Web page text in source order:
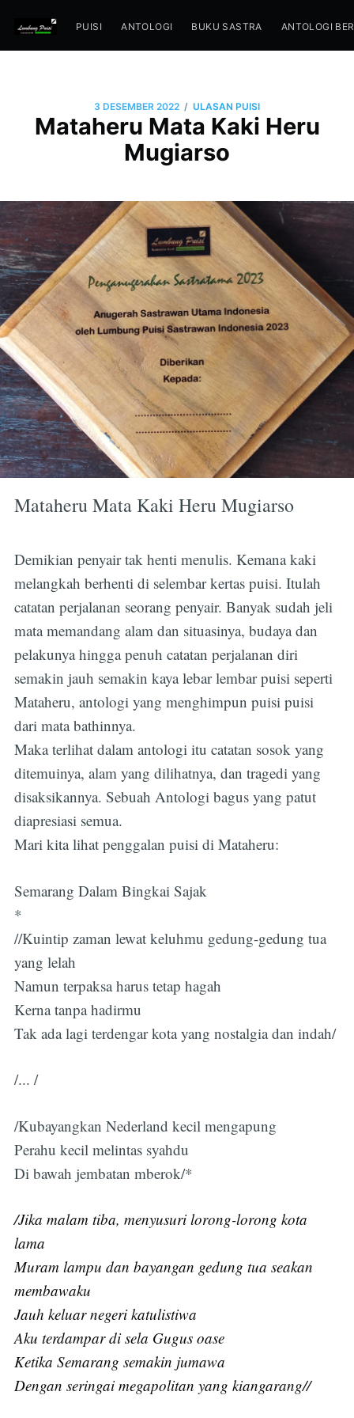
PUISI ANTOLOGI BUKU SASTRA ANTOLOGI
3 DESEMBER 2022 / ULASAN PUISI
Mataheru Mata Kaki Heru
Mugiarso
Mataheru Mata Kaki Heru Mugiarso
Demikian penyair tak henti menulis. Kemana kaki
melangkah berhenti di selembar kertas puisi. Itulah
catatan perjalanan seorang penyair. Banyak sudah jeli
mata memandang alam dan situasinya, budaya dan
pelakunya hingga penuh catatan perjalanan diri
semakin jauh semakin kaya lebar lembar puisi seperti
Mataheru, antologi yang menghimpun puisi puisi
dari mata bathinnya.
Maka terlihat dalam antologi itu catatan sosok yang
ditemuinya, alam yang dilihatnya, dan tragedi yang
disaksikannya. Sebuah Antologi bagus yang patut
diapresiasi semua.
Mari kita lihat penggalan puisi di Mataheru:
Semarang Dalam Bingkai Sajak
*
//Kuintip zaman lewat keluhmu gedung-gedung tua
yang lelah
Namun terpaksa harus tetap hagah
Kerna tanpa hadirmu
Tak ada lagi terdengar kota yang nostalgia dan indah/
/... /
/Kubayangkan Nederland kecil mengapung
Perahu kecil melintas syahdu
Di bawah jembatan mberok/*
/Jika malam tiba, menyusuri lorong-lorong kota
lama
Muram lampu dan bayangan gedung tua seakan
membawaku
Jauh keluar negeri katulistiwa
Aku terdampar di sela Gugus oase
Ketika Semarang semakin jumawa
Dengan seringai megapolitan yang kiangarang//